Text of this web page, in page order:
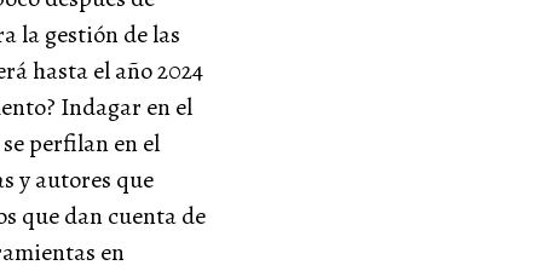
la gestión de las
hasta el año 2024
Indagar en el
perfilan en el
y autores que
que dan cuenta de
en